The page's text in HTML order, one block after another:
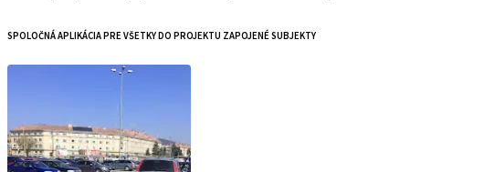
SPOLOČNÁ APLIKÁCIA PRE VŠETKY DO PROJEKTU ZAPOJENÉ SUBJEKTY